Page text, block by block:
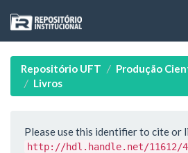
navigation
Repositório UFT
Produção
Livros
Please use this identifier to cite or
http://hdl.handle.net/11612/